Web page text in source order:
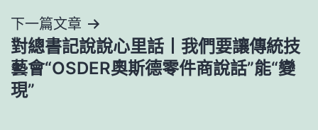
覽
下一篇文章
對總書記說說心里話丨我們要讓傳統技
藝會“OSDER奧斯德零件商說話”能“變
現”